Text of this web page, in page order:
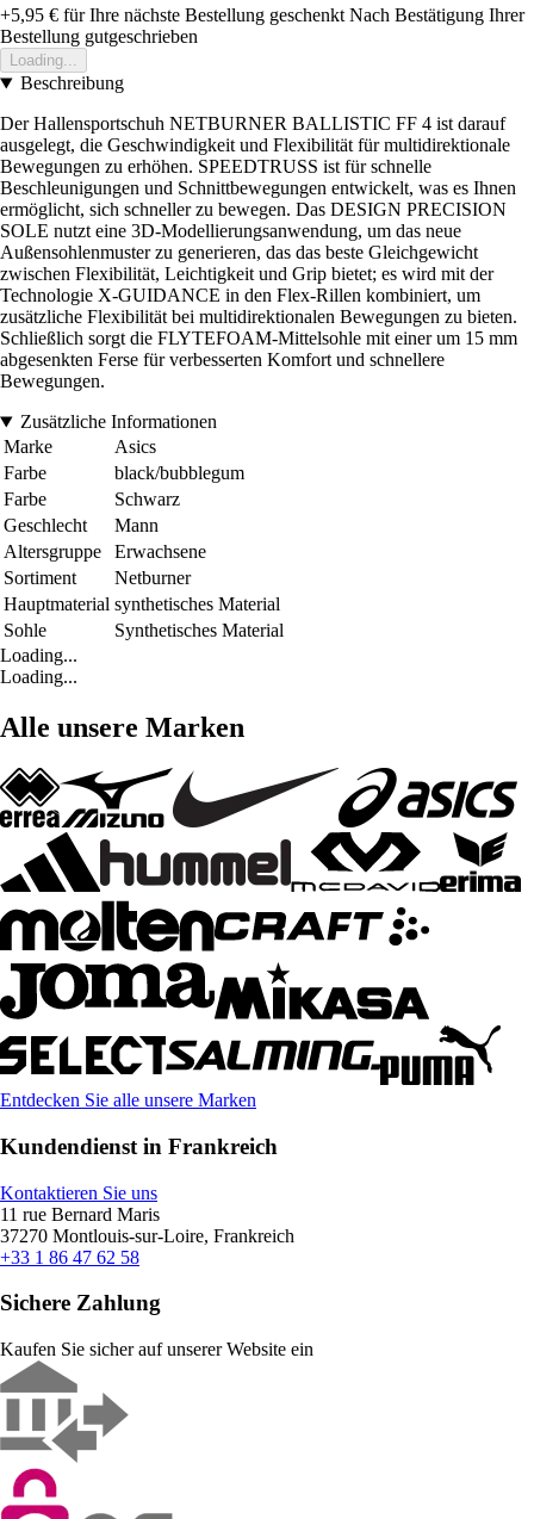
+5,95 € für Ihre nächste Bestellung geschenkt Nach Bestätigung Ihrer
Bestellung gutgeschrieben
Loading...
Beschreibung
Der Hallensportschuh NETBURNER BALLISTIC FF 4 ist darauf
ausgelegt, die Geschwindigkeit und Flexibilität für multidirektionale
Bewegungen zu erhöhen. SPEEDTRUSS ist für schnelle
Beschleunigungen und Schnittbewegungen entwickelt, was es Ihnen
ermöglicht, sich schneller zu bewegen. Das DESIGN PRECISION
SOLE nutzt eine 3D-Modellierungsanwendung, um das neue
Außensohlenmuster zu generieren, das das beste Gleichgewicht
zwischen Flexibilität, Leichtigkeit und Grip bietet; es wird mit der
Technologie X-GUIDANCE in den Flex-Rillen kombiniert, um
zusätzliche Flexibilität bei multidirektionalen Bewegungen zu bieten.
Schließlich sorgt die FLYTEFOAM-Mittelsohle mit einer um 15 mm
abgesenkten Ferse für verbesserten Komfort und schnellere
Bewegungen.
Zusätzliche Informationen
Marke
Asics
Farbe
black/bubblegum
Farbe
Schwarz
Geschlecht
Mann
Altersgruppe
Erwachsene
Sortiment
Netburner
Hauptmaterial synthetisches Material
Sohle
Synthetisches Material
Loading...
Loading...
Alle unsere Marken
Entdecken Sie alle unsere Marken
Kundendienst in Frankreich
Kontaktieren Sie uns
11 rue Bernard Maris
37270 Montlouis-sur-Loire, Frankreich
+33 1 86 47 62 58
Sichere Zahlung
Kaufen Sie sicher auf unserer Website ein